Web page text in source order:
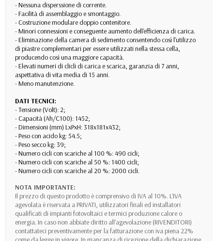
- Nessuna disperssione di corrente.
- Facilità di assemblaggio e smontaggio.
- Costruzione modulare doppio contenitore.
- Minori connessioni e conseguente aumento dell'efficienza di carica.
- Eliminazione della camera di sedimento consentendo così l'utilizzo
di piastre complementari per essere utilizzati nella stessa cella,
producendo così una maggiore capacità.
- Elevati numeri di clicli di carica e scarica, garanzia di 7 anni,
aspettativa di vita media di 15 anni.
- Meno manutenzione.
DATI TECNICI:
- Tensione (Volt): 2;
- Capacità (Ah/C100): 1452;
- Dimensioni (mm) LxPxH: 318x181x432;
- Peso con acido kg: 54.5;
- Peso secco kg: 39;
- Numero cicli con scariche al 100 %: 490 cicli;
- Numero cicli con scariche al 50 %: 1400 cicli;
- Numero cicli con scariche al 20 %: 2000 cicli.
NOTA IMPORTANTE:
Il prezzo di questo prodotto è comprensivo di IVA al 10%. L'IVA
agevolata è riservata a PRIVATI, utilizzatori finali ed installatori
qualificati di impianti fotovoltaici e termici produzione calore o
energia. In caso non abbiate diritto all'agevolazione (RIVENDITORI)
contattateci preventivamente per la fatturazione con iva piena 22%